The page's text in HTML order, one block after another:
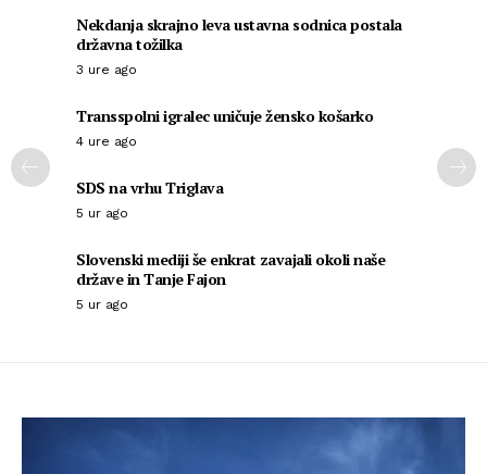
Nekdanja skrajno leva ustavna sodnica postala
državna tožilka
3 ure ago
Transspolni igralec uničuje žensko košarko
4 ure ago
SDS na vrhu Triglava
5 ur ago
Slovenski mediji še enkrat zavajali okoli naše
države in Tanje Fajon
5 ur ago